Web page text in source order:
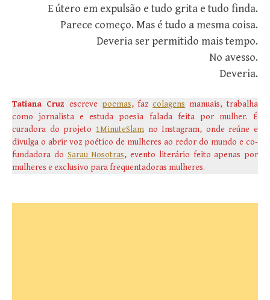
E útero em expulsão e tudo grita e tudo finda.
Parece começo. Mas é tudo a mesma coisa.
Deveria ser permitido mais tempo.
No avesso.
Deveria.
Tatiana Cruz escreve poemas, fazcolagens manuais, trabalha
como jornalista e estuda poesia falada feita por mulher. É
curadora do projeto 1MinuteSlamno Instagram, onde reúne e
divulga o abrir voz poético de mulheres ao redor do mundo e co-
fundadora do Sarau Nosotras, evento literário feito apenas por
mulheres e exclusivo para frequentadoras mulheres.